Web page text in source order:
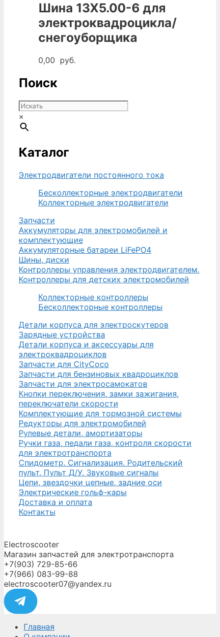
Шина 13Х5.00-6 для
электроквадроцикла/
снегоуборщика
0,00 руб.
Поиск
×
Каталог
Электродвигатели постоянного тока
Бесколлекторные электродвигатели
Коллекторные электродвигатели
Запчасти
Аккумуляторы для электромобилей и
комплектующие
Аккумуляторные батареи LiFePO4
Шины, диски
Контроллеры управления электродвигателем.
Контроллеры для детских электромобилей
Коллекторные контроллеры
Бесколлекторные контроллеры
Детали корпуса для электроскутеров
Зарядные устройства
Детали корпуса и аксессуары для
электроквадроциклов
Запчасти для CityCoco
Запчасти для бензиновых квадроциклов
Запчасти для электросамокатов
Кнопки переключения, замки зажигания,
переключатели скорости
Комплектующие для тормозной системы
Редукторы для электромобилей
Рулевые детали, амортизаторы
Ручки газа, педали газа, контроля скорости
для электротранспорта
Спидометр. Сигнализация. Родительский
пульт. Пульт Д/У. Звуковые сигналы
Цепи, звездочки цепные, задние оси
Электрические гольф-кары
Доставка и оплата
Контакты
Electroscooter
Магазин запчастей для электротранспорта
+7(903) 729-85-66
+7(966) 083-99-88
electroscooter07@yandex.ru
Главная